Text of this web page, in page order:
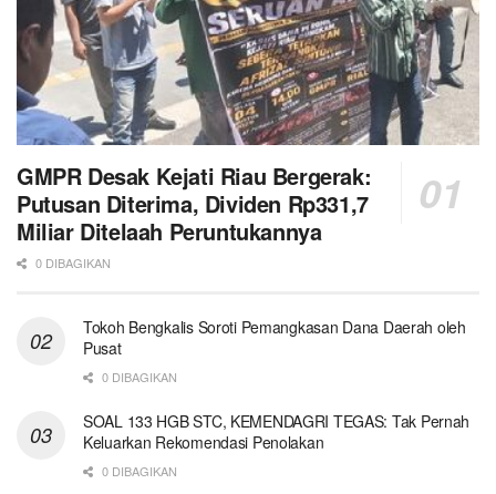
GMPR Desak Kejati Riau Bergerak:
Putusan Diterima, Dividen Rp331,7
Miliar Ditelaah Peruntukannya
0 DIBAGIKAN
Tokoh Bengkalis Soroti Pemangkasan Dana Daerah oleh
Pusat
0 DIBAGIKAN
SOAL 133 HGB STC, KEMENDAGRI TEGAS: Tak Pernah
Keluarkan Rekomendasi Penolakan
0 DIBAGIKAN